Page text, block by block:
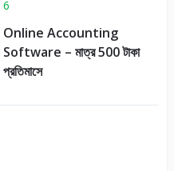
Online Accounting
Software – মাত্র 500 টাকা
প্রতিমাসে